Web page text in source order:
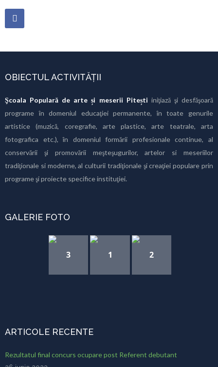
OBIECTUL ACTIVITĂȚII
Şcoala Populară de arte și meserii Pitești iniţiază şi desfăşoară
programe în domeniul educaţiei permanente, în toate genurile
artistice (muzică, coregrafie, arte plastice, arte teatrale, arta
fotografica etc.), în domeniul formării profesionale continue, al
conservării şi promovării meşteşugurilor, artelor si meseriilor
tradiţionale si moderne, al culturii tradiţionale şi creaţiei populare prin
programe şi proiecte specifice instituţiei.
GALERIE FOTO
3 1 2
ARTICOLE RECENTE
Rezultatul final concurs ocupare post Referent debutant